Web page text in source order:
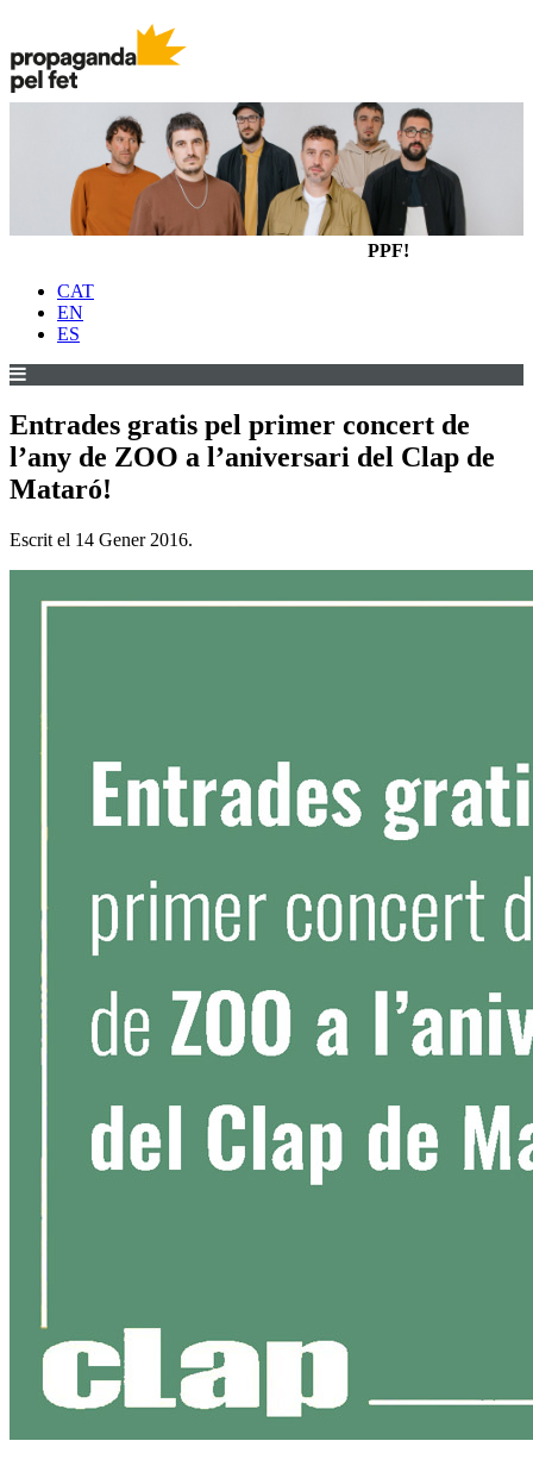
PPF!
CAT
EN
ES
Entrades gratis pel primer concert de
l’any de ZOO a l’aniversari del Clap de
Mataró!
Escrit el 14 Gener 2016.